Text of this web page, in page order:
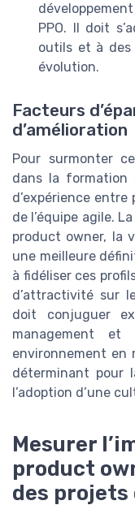
PPO. Il doit
outils et à des
évolution.
Facteurs
d’amélioration
Pour surmonter
dans la formation
d’expérience
de l’équipe agile.
product owner, la
une meilleure
à fidéliser ces
d’attractivité sur
doit conjuguer
management
environnement en
déterminant pour
l’adoption d’une
Mesurer
product
des